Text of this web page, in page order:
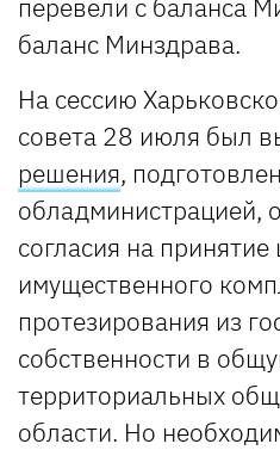
перевели с баланса
баланс Минздрава.
На сессию
совета 28 июля был
решения,
обладминистрацией,
согласия на принятие
имущественного
протезирования из
собственности в
территориальных
области. Но